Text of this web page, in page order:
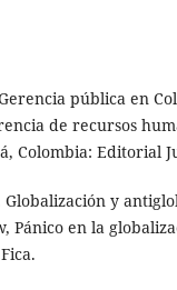
pública en
de recursos
Colombia: Editorial
Globalización y
Pánico en la